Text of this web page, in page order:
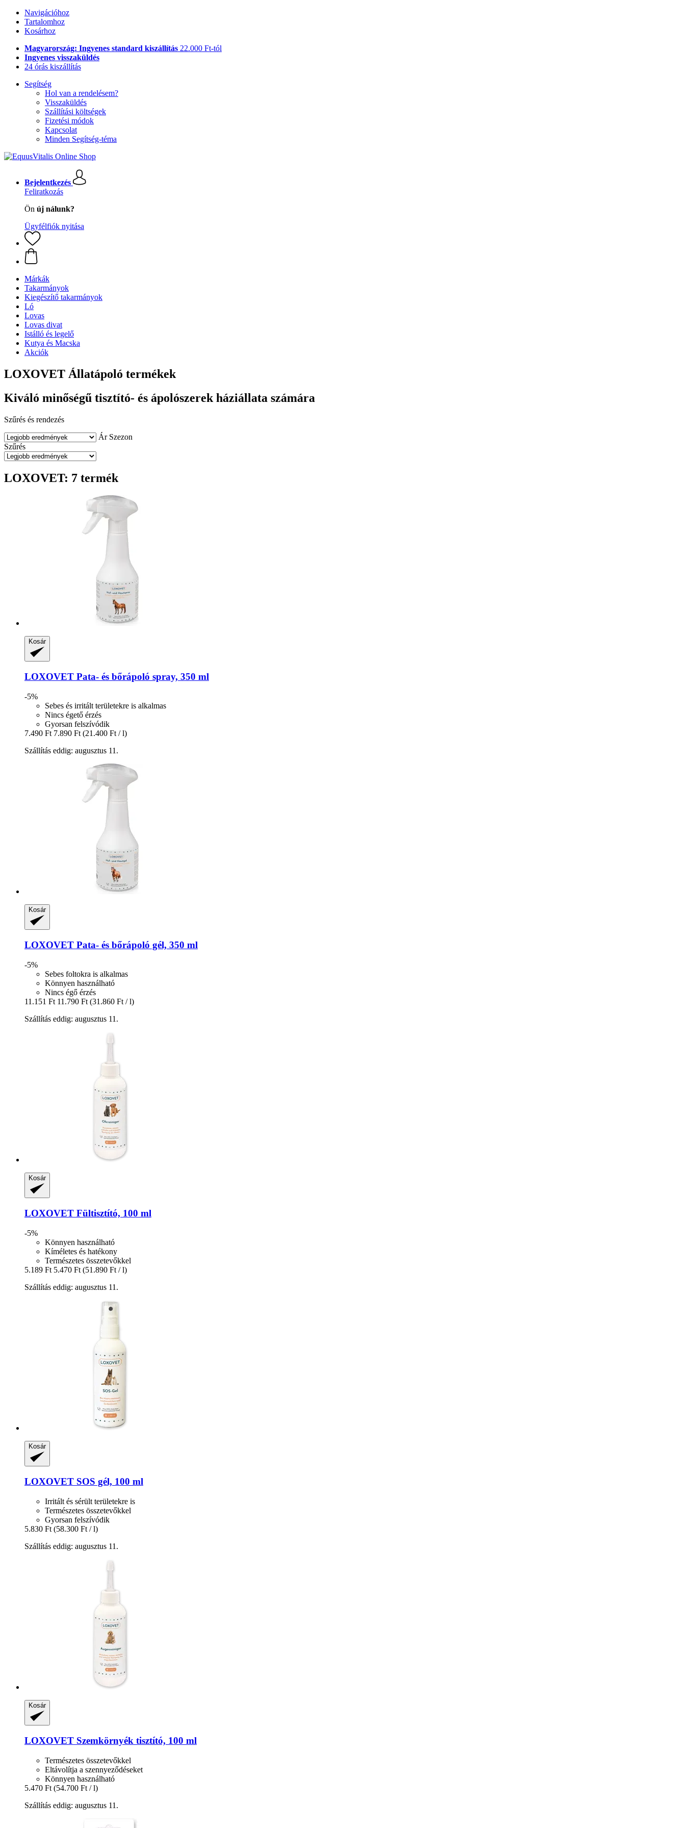
Navigációhoz
Tartalomhoz
Kosárhoz
Magyarország: Ingyenes standard kiszállítás 22.000 Ft-tól
Ingyenes visszaküldés
24 órás kiszállítás
Segítség
Hol van a rendelésem?
Visszaküldés
Szállítási költségek
Fizetési módok
Kapcsolat
Minden Segítség-téma
Bejelentkezés
Feliratkozás
Ön új nálunk?
Ügyfélfiók nyitása
Márkák
Takarmányok
Kiegészítő takarmányok
Ló
Lovas
Lovas divat
Istálló és legelő
Kutya és Macska
Akciók
LOXOVET Állatápoló termékek
Kiváló minőségű tisztító- és ápolószerek háziállata számára
Szűrés és rendezés
Ár Szezon
Szűrés
LOXOVET: 7 termék
Kosár
LOXOVET Pata-​ és bőrápoló spray, 350 ml
-5%
Sebes és irritált területekre is alkalmas
Nincs égető érzés
Gyorsan felszívódik
7.490 Ft 7.890 Ft (21.400 Ft / l)
Szállítás eddig: augusztus 11.
Kosár
LOXOVET Pata-​ és bőrápoló gél, 350 ml
-5%
Sebes foltokra is alkalmas
Könnyen használható
Nincs égő érzés
11.151 Ft 11.790 Ft (31.860 Ft / l)
Szállítás eddig: augusztus 11.
Kosár
LOXOVET Fültisztító, 100 ml
-5%
Könnyen használható
Kíméletes és hatékony
Természetes összetevőkkel
5.189 Ft 5.470 Ft (51.890 Ft / l)
Szállítás eddig: augusztus 11.
Kosár
LOXOVET SOS gél, 100 ml
Irritált és sérült területekre is
Természetes összetevőkkel
Gyorsan felszívódik
5.830 Ft (58.300 Ft / l)
Szállítás eddig: augusztus 11.
Kosár
LOXOVET Szemkörnyék tisztító, 100 ml
Természetes összetevőkkel
Eltávolítja a szennyeződéseket
Könnyen használható
5.470 Ft (54.700 Ft / l)
Szállítás eddig: augusztus 11.